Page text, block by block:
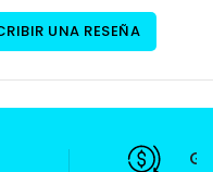
UNA RESEÑA